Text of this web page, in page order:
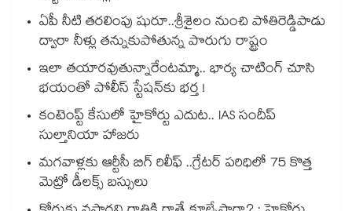
ఏపీ నీటి తరలింపు షురూ..శ్రీశైలం నుంచి పోతిరెడ్డిపాడు
ద్వారా నీళ్లు తన్నుకుపోతున్న పొరుగు రాష్ట్రం
ఇలా తయారవుతున్నారేంటమ్మా.. భార్య చాటింగ్ చూసి
భయంతో పోలీస్ స్టేషన్⁫కు భర్త !
కంటెంప్ట్ కేసులో హైకోర్టు ఎదుట.. IAS సందీప్
సుల్తానియా హాజరు
మగవాళ్లకు ఆర్టీసీ బిగ్ రిలీఫ్ ..గ్రేటర్ పరిధిలో 75 కొత్త
మెట్రో డీలక్స్ బస్సులు